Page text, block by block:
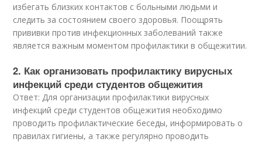
избегать близких контактов с больными людьми и
следить за состоянием своего здоровья. Поощрять
прививки против инфекционных заболеваний также
является важным моментом профилактики в общежитии.
2. Как организовать профилактику вирусных
инфекций среди студентов общежития
Ответ: Для организации профилактики вирусных
инфекций среди студентов общежития необходимо
проводить профилактические беседы, информировать о
правилах гигиены, а также регулярно проводить